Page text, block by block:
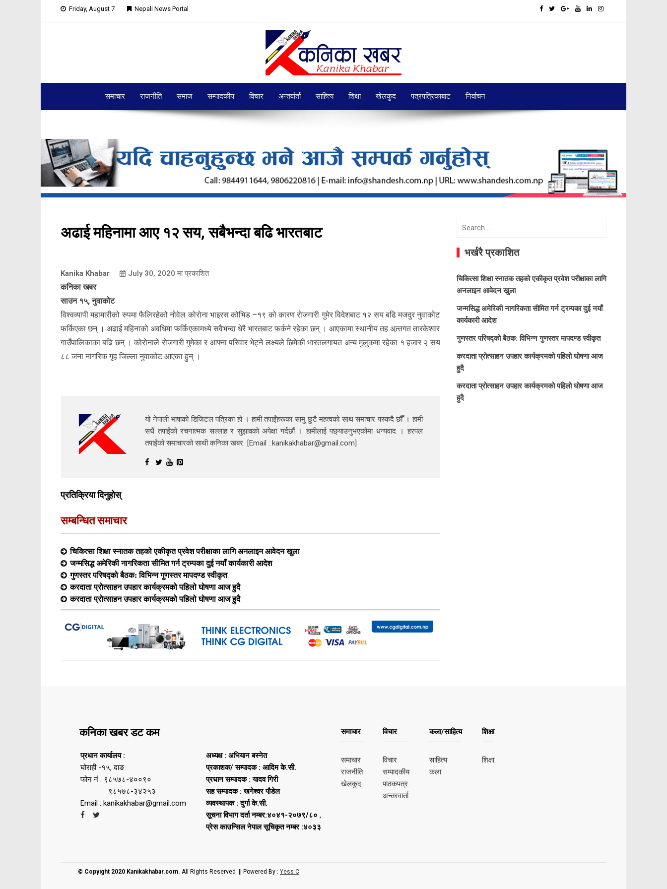
Friday, August 7 Nepali News Portal
समाचार राजनीति समाज सम्पादकीय विचार अन्तर्वार्ता साहित्य शिक्षा खेलकुद पत्रपत्रिकाबाट निर्वाचन
अढाई महिनामा आए १२ सय, सबैभन्दा बढि भारतबाट
Kanika Khabar July 30, 2020 मा प्रकाशित
कनिका खबर
साउन १५, नुवाकोट
विश्वव्यापी महामारीको रुपमा फैलिरहेको नोवेल कोरोना भाइरस कोभिड –१९ को कारण रोजगारी गुमेर विदेशबाट १२ सय बढि मजदुर नुवाकोट
फर्किएका छन् । अढाई महिनाको अवधिमा फर्किएकामध्ये सवैभन्दा धेरै भारतबाट फर्कने रहेका छन् । आएकामा स्थानीय तह अन्र्तगत तारकेश्वर
गाउँपालिकाका बढि छन् । कोरोनाले रोजगारी गुमेका र आफ्ना परिवार भेट्ने लक्ष्यले छिमेकी भारतलगायत अन्य मुलुकमा रहेका १ हजार २ सय
८८ जना नागरिक गृह जिल्ला नुवाकोट आएका हुन् ।
यो नेपाली भाषाको डिजिटल पत्रिका हो । हामी तपाईंहरूका सामु छुटै महत्वको साथ समाचार पस्कदै छौँँ । हामी
सधैं तपाईंको रचनात्मक सल्लाह र सुझावको अपेक्षा गर्दछौं । हामीलाई पछ्याउनुभएकोमा धन्यवाद । हरपल
तपाईंको समाचारको साथी कनिका खबर [Email : kanikakhabar@gmail.com]
प्रतिक्रिया दिनुहोस्
सम्बन्धित समाचार
चिकित्सा शिक्षा स्नातक तहको एकीकृत प्रवेश परीक्षाका लागि अनलाइन आवेदन खुला
जन्मसिद्ध अमेरिकी नागरिकता सीमित गर्न ट्रम्पका दुई नयाँ कार्यकारी आदेश
गुणस्तर परिषद्को बैठक: विभिन्न गुणस्तर मापदण्ड स्वीकृत
करदाता प्रोत्साहन उपहार कार्यक्रमको पहिलो घोषणा आज हुदै
करदाता प्रोत्साहन उपहार कार्यक्रमको पहिलो घोषणा आज हुदै
Search
भर्खरै प्रकाशित
चिकित्सा शिक्षा स्नातक तहको एकीकृत प्रवेश परीक्षाका लागि
अनलाइन आवेदन खुला
जन्मसिद्ध अमेरिकी नागरिकता सीमित गर्न ट्रम्पका दुई नयाँ
कार्यकारी आदेश
गुणस्तर परिषद्को बैठक: विभिन्न गुणस्तर मापदण्ड स्वीकृत
करदाता प्रोत्साहन उपहार कार्यक्रमको पहिलो घोषणा आज
हुदै
करदाता प्रोत्साहन उपहार कार्यक्रमको पहिलो घोषणा आज
हुदै
कनिका खबर डट कम
प्रधान कार्यालय :
घोराही -१५, दाङ
फोन नं : ९८५७८-४००९०
९८५७८-३४२५३
Email : kanikakhabar@gmail.com
अध्यक्ष : अभियान बस्नेत
प्रकाशक/ सम्पादक : आदिम के.सी.
प्रधान सम्पादक : यादव गिरी
सह सम्पादक : खगेश्वर पौडेल
व्यवस्थापक : दुर्गा के.सी.
सूचना विभाग दर्ता नम्बर:४०४१-२०७९/८० ,
प्रेस काउन्सिल नेपाल सूचिकृत नम्बर :४०३३
समाचार
समाचार
राजनीति
खेलकुद
विचार
विचार
सम्पादकीय
पाठकपत्र
अन्तरवार्ता
कला/साहित्य
साहित्य
कला
शिक्षा
शिक्षा
© Copyight 2020 Kanikakhabar.com. All Rights Reserved || Powered By : Yess C